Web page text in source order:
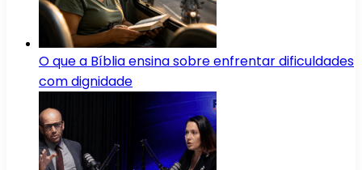
O que a Bíblia ensina sobre enfrentar dificuldades
com dignidade